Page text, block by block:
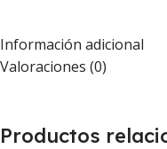
Información adicional
Valoraciones (0)
Productos